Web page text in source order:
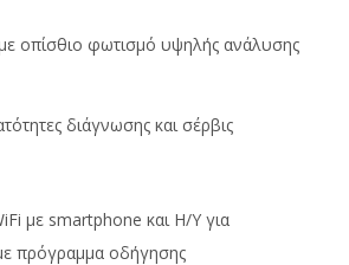
οπίσθιο φωτισμό υψηλής ανάλυσης
διάγνωσης και σέρβις
με smartphone και Η/Υ για
πρόγραμμα οδήγησης